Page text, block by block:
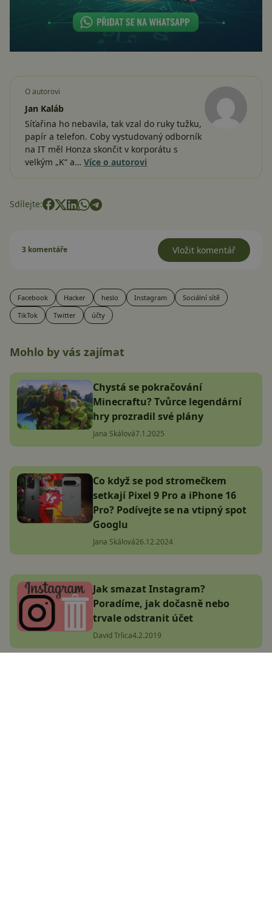
O autorovi
Jan Kaláb
Síťařina ho nebavila, tak vzal do ruky tužku,
papír a telefon. Coby vystudovaný odborník
na IT měl Honza skončit v korporátu s
velkým „K“ a… Více o autorovi
Sdílejte:
3 komentáře Vložit komentář
Facebook Hacker heslo Instagram
Sociální sítě
TikTok
Twitter účty
Mohlo by vás zajímat
Chystá se pokračování
Minecraftu? Tvůrce legendární
hry prozradil své plány
Jana Skálová7.1.2025
Co když se pod stromečkem
setkají Pixel 9 Pro a iPhone 16
Pro? Podívejte se na vtipný spot
Googlu
Jana Skálová26.12.2024
Jak smazat Instagram?
Poradíme, jak dočasně nebo
trvale odstranit účet
David Trlica4.2.2019